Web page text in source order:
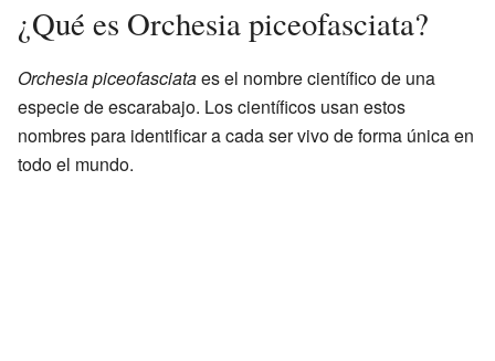
¿Qué es Orchesia piceofasciata?
Orchesia piceofasciataes el nombre científico de una
especie de escarabajo. Los científicos usan estos
nombres para identificar a cada ser vivo de forma única en
todo el mundo.